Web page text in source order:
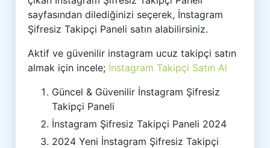
sayfasından dilediğinizi seçerek, İnstagram
Şifresiz Takipçi Paneli satın alabilirsiniz.
Aktif ve güvenilir instagram ucuz takipçi satın
almak için incele; İnstagram Takipçi Satın Al
Güncel & Güvenilir İnstagram Şifresiz
Takipçi Paneli
İnstagram Şifresiz Takipçi Paneli 2024
2024 Yeni İnstagram Şifresiz Takipçi